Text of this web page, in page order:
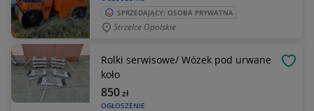
SPRZEDAJĄCY: OSOBA PRYWATNA
Strzelce Opolskie
Rolki serwisowe/ Wózek pod urwane
koło
OGŁOSZENIE
850zł